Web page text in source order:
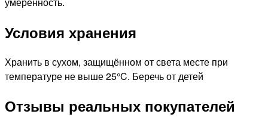
Условия хранения
Хранить в сухом, защищённом от света месте при
температуре не выше 25°C. Беречь от детей
Отзывы реальных покупателей